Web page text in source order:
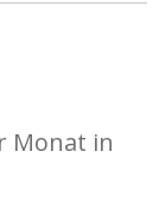
Monat in